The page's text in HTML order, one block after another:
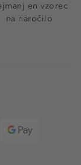
en vzorec
na naročilo